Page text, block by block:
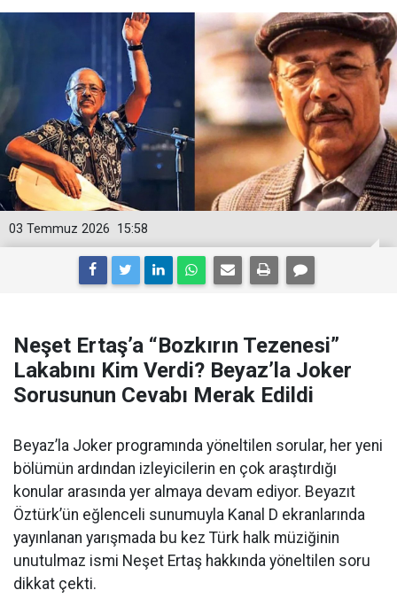
15:58
03 Temmuz 2026
Neşet Ertaş’a “Bozkırın Tezenesi”
Lakabını Kim Verdi? Beyaz’la Joker
Sorusunun Cevabı Merak Edildi
Beyaz’la Joker programında yöneltilen sorular, her yeni
bölümün ardından izleyicilerin en çok araştırdığı
konular arasında yer almaya devam ediyor. Beyazıt
Öztürk’ün eğlenceli sunumuyla Kanal D ekranlarında
yayınlanan yarışmada bu kez Türk halk müziğinin
unutulmaz ismi Neşet Ertaş hakkında yöneltilen soru
dikkat çekti.